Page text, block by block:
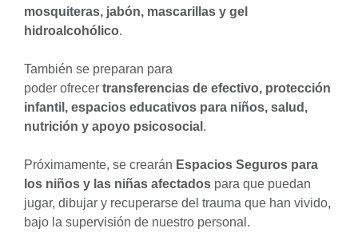
mosquiteras, jabón, mascarillas y gel
hidroalcohólico.
También se preparan para
poder ofrecer transferencias de efectivo, protección
infantil, espacios educativos para niños, salud,
nutrición y apoyo psicosocial .
Próximamente, se crearán Espacios Seguros para
los niños y las niñas afectados para que puedan
jugar, dibujar y recuperarse del trauma que han vivido,
bajo la supervisión de nuestro personal.